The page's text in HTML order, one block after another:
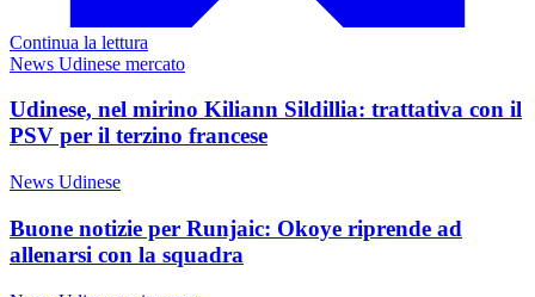
Continua la lettura
News Udinese mercato
Udinese, nel mirino Kiliann Sildillia: trattativa con il
PSV per il terzino francese
News Udinese
Buone notizie per Runjaic: Okoye riprende ad
allenarsi con la squadra